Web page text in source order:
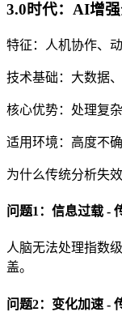
3.0时代：AI增强
特征：人机协作、
技术基础：大数据
核心优势：处理复
适用环境：高度不
为什么传统分析失效
问题1：信息过载 -
人脑无法处理指数
盖。
问题2：变化加速 -